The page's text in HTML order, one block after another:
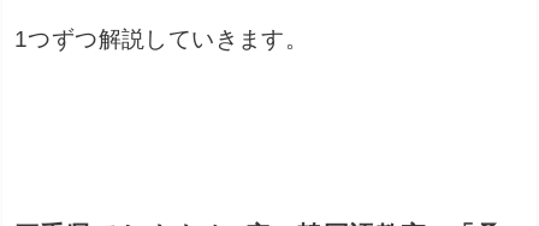
1つずつ解説していきます。